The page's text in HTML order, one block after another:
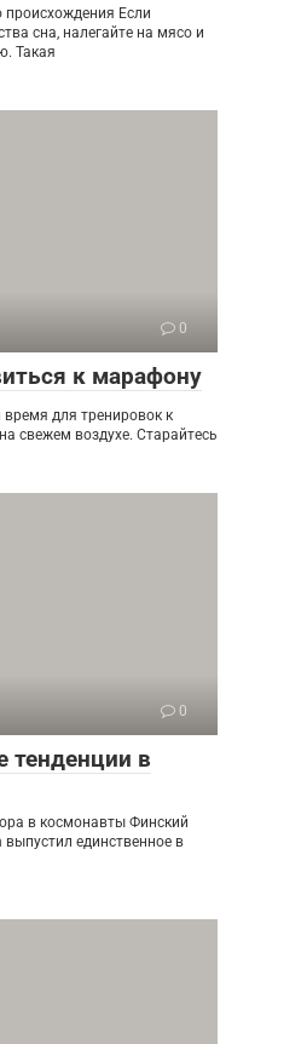
Если
сна, налегайте на мясо и
Такая
0
к марафону
для тренировок к
свежем воздухе. Старайтесь
0
тенденции в
в космонавты Финский
выпустил единственное в